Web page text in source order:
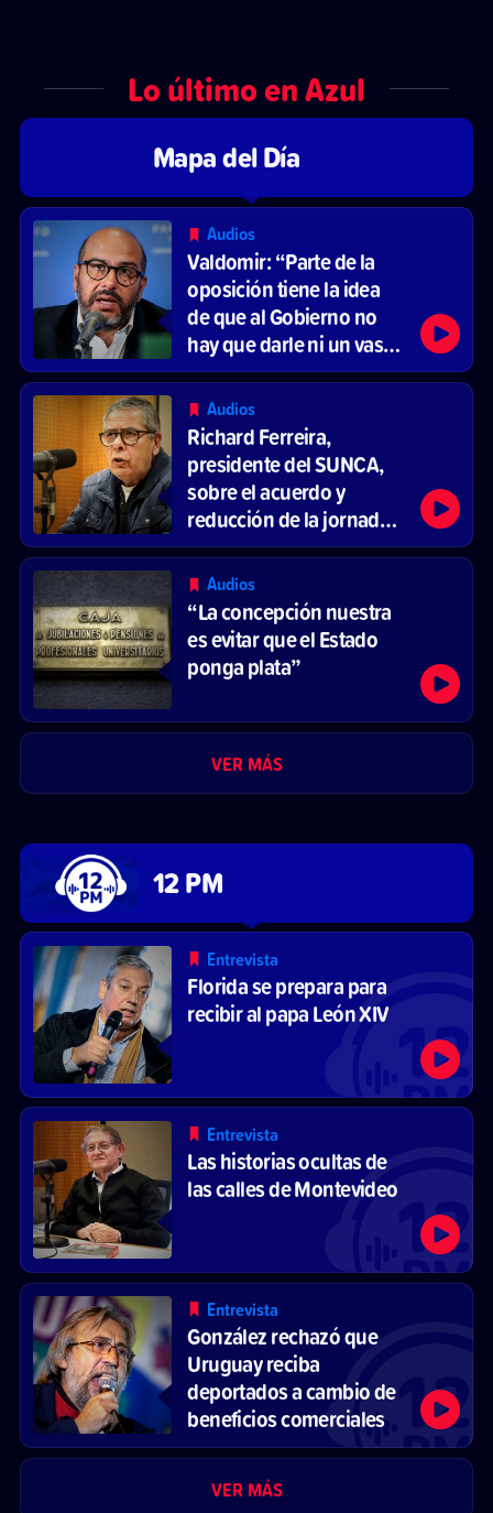
Lo último en Azul
Mapa del Día
Audios
Valdomir: “Parte de la
oposición tiene la idea
de que al Gobierno no
hay que darle ni un vaso
de agua”
Audios
Richard Ferreira,
presidente del SUNCA,
sobre el acuerdo y
reducción de la jornada
laboral
Audios
“La concepción nuestra
es evitar que el Estado
ponga plata”
VER MÁS
12 PM
Entrevista
Florida se prepara para
recibir al papa León XIV
Entrevista
Las historias ocultas de
las calles de Montevideo
Entrevista
González rechazó que
Uruguay reciba
deportados a cambio de
beneficios comerciales
VER MÁS